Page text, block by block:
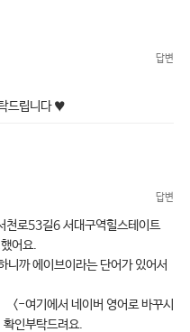
답변
드립니다 ♥
답변
로53길6 서대구역힐스테이트
어요.
니까 에이브이라는 단어가 있어서
기에서 네이버 영어로 바꾸시
인부탁드려요.